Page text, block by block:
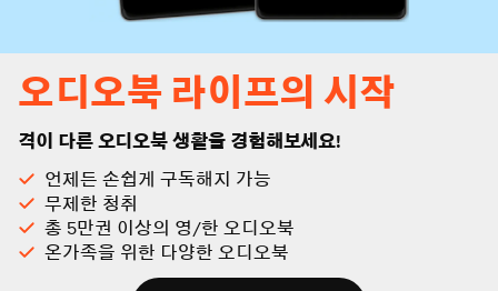
오디오북 라이프의 시작
격이 다른 오디오북 생활을 경험해보세요!
언제든 손쉽게 구독해지 가능
무제한 청취
총 5만권 이상의 영/한 오디오북
온가족을 위한 다양한 오디오북